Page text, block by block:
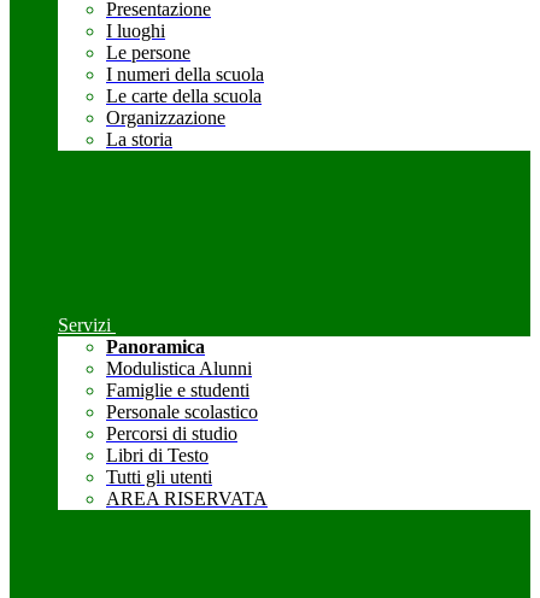
Presentazione
I luoghi
Le persone
I numeri della scuola
Le carte della scuola
Organizzazione
La storia
Servizi
Panoramica
Modulistica Alunni
Famiglie e studenti
Personale scolastico
Percorsi di studio
Libri di Testo
Tutti gli utenti
AREA RISERVATA